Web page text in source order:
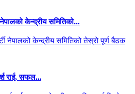
नेपालको केन्द्रीय समितिको...
राई, सफल...